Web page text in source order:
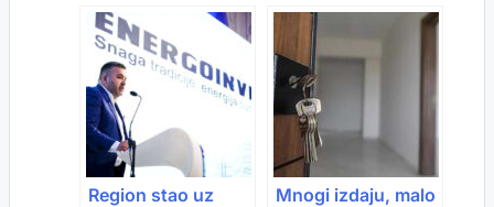
fabriku u Americi,
proizvodnju seli u
BiH
dozvolu u Evropi:
Portugal, Španija,
Grčka i još 4 zemlje
Region stao uz
Mnogi izdaju, malo